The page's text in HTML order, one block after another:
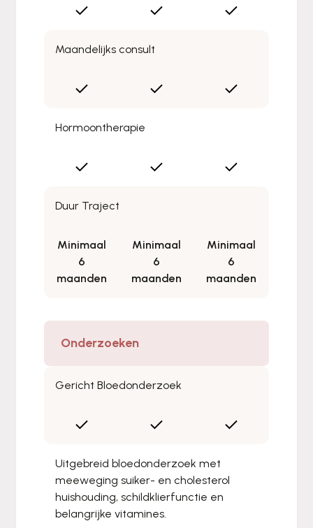
Maandelijks consult
Hormoontherapie
Duur Traject
Minimaal
6
maanden
Minimaal
6
maanden
Minimaal
6
maanden
Onderzoeken
Gericht Bloedonderzoek
Uitgebreid bloedonderzoek met
meeweging suiker- en cholesterol
huishouding, schildklierfunctie en
belangrijke vitamines.